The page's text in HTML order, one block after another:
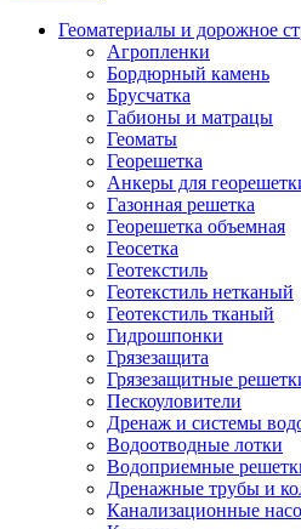
Геоматериалы и дорожное
Агропленки
Бордюрный камень
Брусчатка
Габионы и матрацы
Геоматы
Георешетка
Анкеры для
Газонная решетка
Георешетка объемная
Геосетка
Геотекстиль
Геотекстиль нетканый
Геотекстиль тканый
Гидрошпонки
Грязезащита
Грязезащитные
Пескоуловители
Дренаж и системы
Водоотводные лотки
Водоприемные
Дренажные трубы и
Канализационные